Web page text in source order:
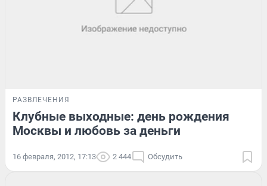
РАЗВЛЕЧЕНИЯ
Клубные выходные: день рождения
Москвы и любовь за деньги
16 февраля, 2012, 17:13 2 444 Обсудить